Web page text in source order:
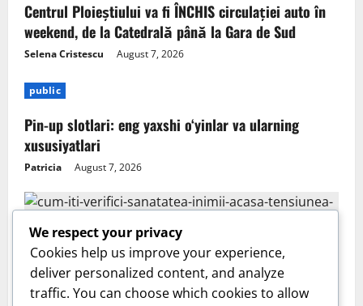
Centrul Ploieștiului va fi ÎNCHIS circulației auto în
weekend, de la Catedrală până la Gara de Sud
Selena Cristescu August 7, 2026
public
Pin-up slotlari: eng yaxshi o‘yinlar va ularning
xususiyatlari
Patricia August 7, 2026
Sanatate
Cum îți verifici sănătatea inimii acasă. Tensiunea
We respect your privacy
Cookies help us improve your experience,
deliver personalized content, and analyze
traffic. You can choose which cookies to allow